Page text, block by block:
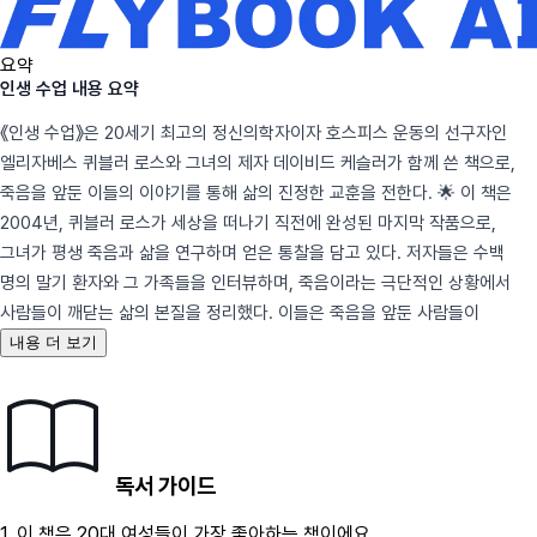
요약
인생 수업 내용 요약
《인생 수업》은 20세기 최고의 정신의학자이자 호스피스 운동의 선구자인
엘리자베스 퀴블러 로스와 그녀의 제자 데이비드 케슬러가 함께 쓴 책으로,
죽음을 앞둔 이들의 이야기를 통해 삶의 진정한 교훈을 전한다. 🌟 이 책은
2004년, 퀴블러 로스가 세상을 떠나기 직전에 완성된 마지막 작품으로,
그녀가 평생 죽음과 삶을 연구하며 얻은 통찰을 담고 있다. 저자들은 수백
명의 말기 환자와 그 가족들을 인터뷰하며, 죽음이라는 극단적인 상황에서
사람들이 깨닫는 삶의 본질을 정리했다. 이들은 죽음을 앞둔 사람들이
내용 더 보기
독서 가이드